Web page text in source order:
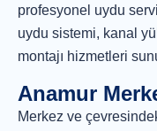
profesyonel uydu
uydu sistemi, kanal
montajı hizmetleri
Anamur
Merkez ve